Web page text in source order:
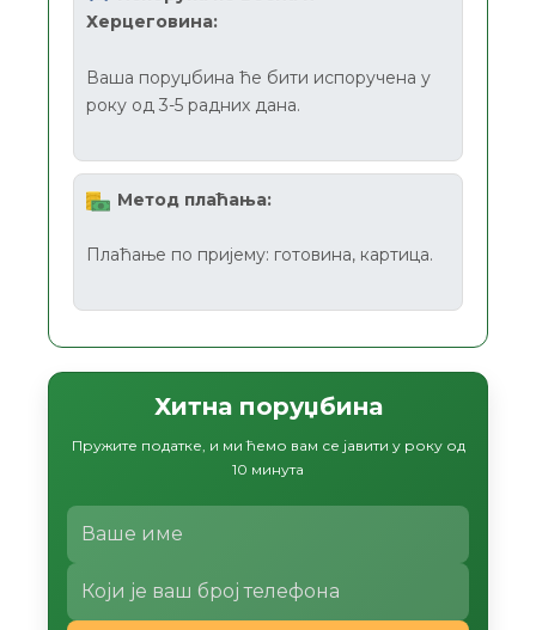
Херцеговина:
Ваша поруџбина ће бити испоручена у
року од 3-5 радних дана.
Метод плаћања:
Плаћање по пријему: готовина, картица.
Хитна поруџбина
Пружите податке, и ми ћемо вам се јавити у року од
10 минута